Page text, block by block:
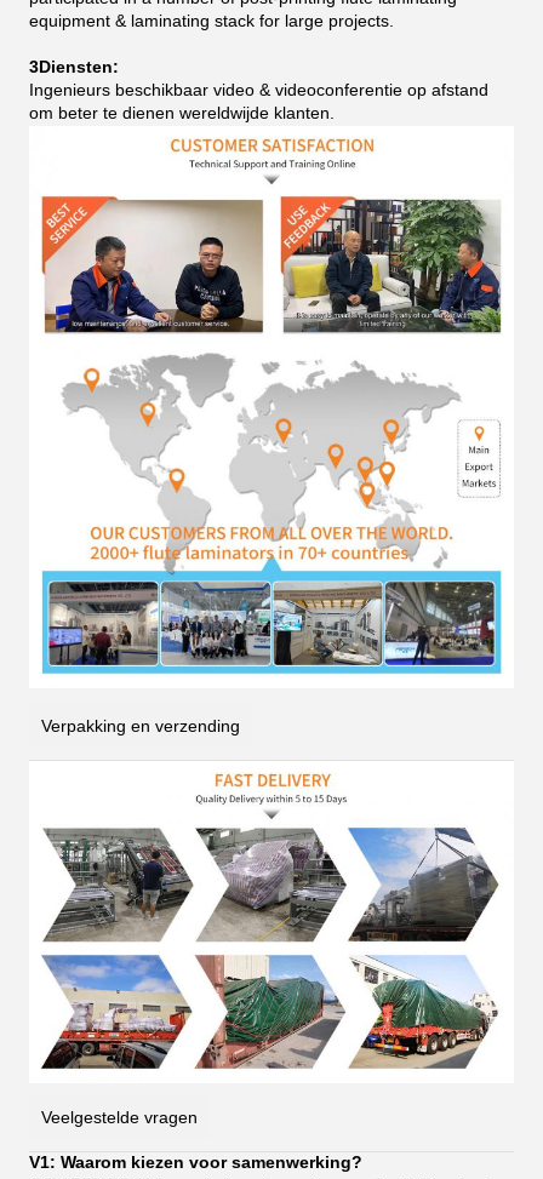
equipment & laminating stack for large projects.
3Diensten:
Ingenieurs beschikbaar video & videoconferentie op afstand
om beter te dienen wereldwijde klanten.
Verpakking en verzending
Veelgestelde vragen
V1: Waarom kiezen voor samenwerking?